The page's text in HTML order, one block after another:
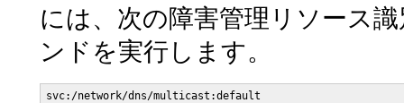
には、次の障害管理リソース
ンドを実行します。
svc:/network/dns/multicast:default